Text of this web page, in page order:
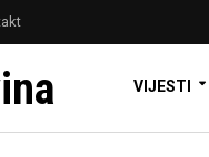
VIJESTI